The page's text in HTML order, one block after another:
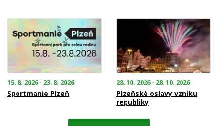
15. 8. 2026 - 23. 8. 2026
Sportmanie Plzeň
28. 10. 2026 - 28. 10. 2026
Plzeňské oslavy vzniku
republiky